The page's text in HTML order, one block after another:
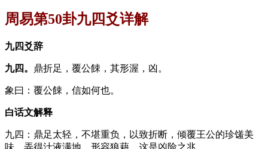
周易第50卦九四爻详解
九四爻辞
九四。 鼎折足，覆公餗，其形渥，凶。
象曰：覆公餗，信如何也。
白话文解释
九四：鼎足太轻，不堪重负，以致折断，倾覆王公的珍馐美